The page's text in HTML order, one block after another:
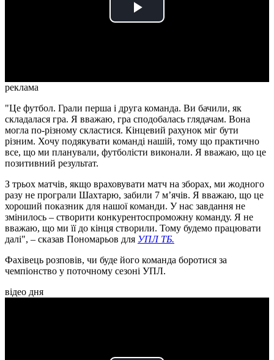
Play
реклама
"Це футбол. Грали перша і друга команда. Ви бачили, як
складалася гра. Я вважаю, гра сподобалась глядачам. Вона
могла по-різному скластися. Кінцевий рахунок міг бути
різним. Хочу подякувати команді нашій, тому що практично
все, що ми планували, футболісти виконали. Я вважаю, що це
позитивний результат.
З трьох матчів, якщо враховувати матч на зборах, ми жодного
разу не програли Шахтарю, забили 7 мʼячів. Я вважаю, що це
хороший показник для нашої команди. У нас завдання не
змінилось – створити конкурентоспроможну команду. Я не
вважаю, що ми її до кінця створили. Тому будемо працювати
далі", – сказав Пономарьов для УПЛ ТБ.
Фахівець розповів, чи буде його команда боротися за
чемпіонство у поточному сезоні УПЛ.
відео дня